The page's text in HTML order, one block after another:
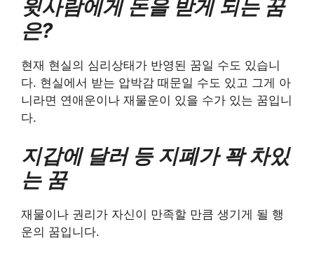
윗사람에게 돈을 받게 되는 꿈
은?
현재 현실의 심리상태가 반영된 꿈일 수도 있습니
다. 현실에서 받는 압박감 때문일 수도 있고 그게 아
니라면 연애운이나 재물운이 있을 수가 있는 꿈입니
다.
지갑에 달러 등 지폐가 꽉 차있
는 꿈
재물이나 권리가 자신이 만족할 만큼 생기게 될 행
운의 꿈입니다.